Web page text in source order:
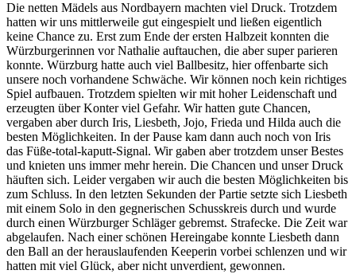
Die netten Mädels aus Nordbayern machten viel Druck. Trotzdem
hatten wir uns mittlerweile gut eingespielt und ließen eigentlich
keine Chance zu. Erst zum Ende der ersten Halbzeit konnten die
Würzburgerinnen vor Nathalie auftauchen, die aber super parieren
konnte. Würzburg hatte auch viel Ballbesitz, hier offenbarte sich
unsere noch vorhandene Schwäche. Wir können noch kein richtiges
Spiel aufbauen. Trotzdem spielten wir mit hoher Leidenschaft und
erzeugten über Konter viel Gefahr. Wir hatten gute Chancen,
vergaben aber durch Iris, Liesbeth, Jojo, Frieda und Hilda auch die
besten Möglichkeiten. In der Pause kam dann auch noch von Iris
das Füße-total-kaputt-Signal. Wir gaben aber trotzdem unser Bestes
und knieten uns immer mehr herein. Die Chancen und unser Druck
häuften sich. Leider vergaben wir auch die besten Möglichkeiten bis
zum Schluss. In den letzten Sekunden der Partie setzte sich Liesbeth
mit einem Solo in den gegnerischen Schusskreis durch und wurde
durch einen Würzburger Schläger gebremst. Strafecke. Die Zeit war
abgelaufen. Nach einer schönen Hereingabe konnte Liesbeth dann
den Ball an der herauslaufenden Keeperin vorbei schlenzen und wir
hatten mit viel Glück, aber nicht unverdient, gewonnen.